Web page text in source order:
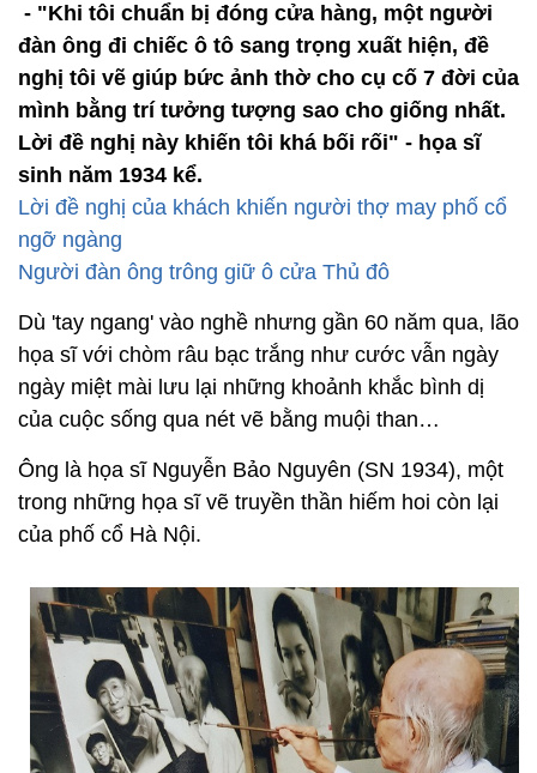
- "Khi tôi chuẩn bị đóng cửa hàng, một người
đàn ông đi chiếc ô tô sang trọng xuất hiện, đề
nghị tôi vẽ giúp bức ảnh thờ cho cụ cố 7 đời của
mình bằng trí tưởng tượng sao cho giống nhất.
Lời đề nghị này khiến tôi khá bối rối" - họa sĩ
sinh năm 1934 kể.
Lời đề nghị của khách khiến người thợ may phố cổ
ngỡ ngàng
Người đàn ông trông giữ ô cửa Thủ đô
Dù 'tay ngang' vào nghề nhưng gần 60 năm qua, lão
họa sĩ với chòm râu bạc trắng như cước vẫn ngày
ngày miệt mài lưu lại những khoảnh khắc bình dị
của cuộc sống qua nét vẽ bằng muội than…
Ông là họa sĩ Nguyễn Bảo Nguyên (SN 1934), một
trong những họa sĩ vẽ truyền thần hiếm hoi còn lại
của phố cổ Hà Nội.